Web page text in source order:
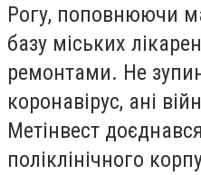
Рогу, поповнюючи
базу міських
ремонтами. Не
коронавірус, ані
Метінвест
поліклінічного